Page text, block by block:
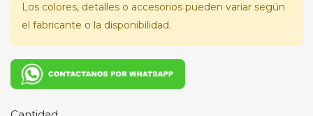
Los colores, detalles o accesorios pueden variar según
el fabricante o la disponibilidad.